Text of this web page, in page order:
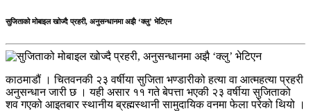
सुजिताको मोबाइल खोज्दै प्रहरी, अनुसन्धानमा अझै ‘क्लु’ भेटिएन
काठमाडौं । चितवनकी २३ वर्षीया सुजिता भण्डारीको हत्या वा आत्महत्या प्रहरी
अनुसन्धान जारी छ । यही असार ११ गते बेपत्ता भएकी २३ वर्षीया सुजिताको
शव गएको आइतबार स्थानीय ब्रह्मस्थानी सामुदायिक वनमा फेला परेको थियो ।